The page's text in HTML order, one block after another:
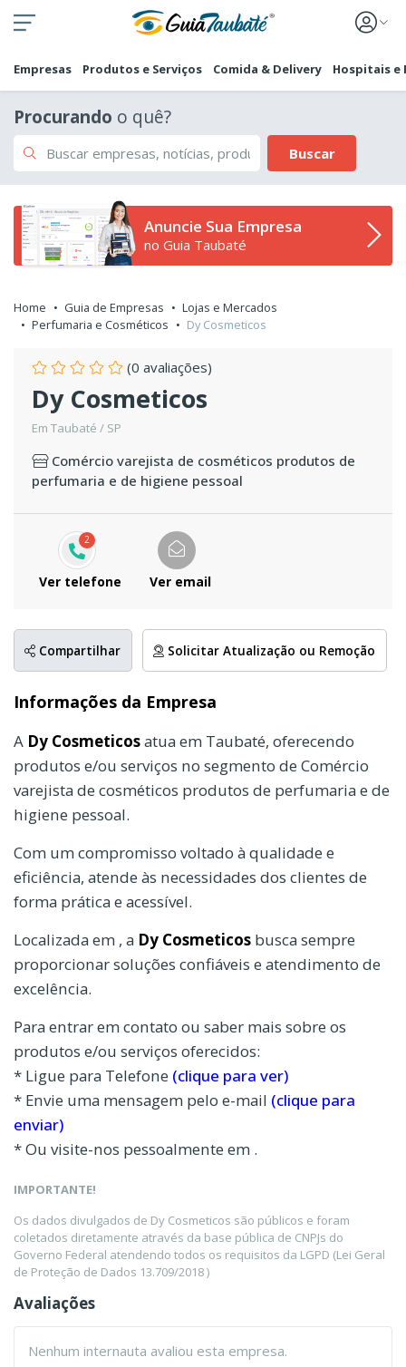
Empresas Produtos e Serviços Comida & Delivery Hospitais e
Procurando o quê?
Buscar
Anuncie Sua Empresa
no Guia Taubaté
Home Guia de Empresas
Lojas e Mercados
Perfumaria e Cosméticos
Dy Cosmeticos
(0 avaliações)
Dy Cosmeticos
Em Taubaté / SP
Comércio varejista de cosméticos produtos de
perfumaria e de higiene pessoal
2
Ver telefone Ver email
Compartilhar Solicitar Atualização ou Remoção
Informações da Empresa
A Dy Cosmeticosatua em Taubaté, oferecendo
produtos e/ou serviços no segmento de Comércio
varejista de cosméticos produtos de perfumaria e de
higiene pessoal.
Com um compromisso voltado à qualidade e
eficiência, atende às necessidades dos clientes de
forma prática e acessível.
Localizada em , a Dy Cosmeticos busca sempre
proporcionar soluções confiáveis e atendimento de
excelência.
Para entrar em contato ou saber mais sobre os
produtos e/ou serviços oferecidos:
* Ligue para Telefone (clique para ver)
* Envie uma mensagem pelo e-mail (clique para
enviar)
* Ou visite-nos pessoalmente em .
IMPORTANTE!
Os dados divulgados de Dy Cosmeticos são públicos e foram
coletados diretamente através da base pública de CNPJs do
Governo Federal atendendo todos os requisitos da LGPD (Lei Geral
de Proteção de Dados 13.709/2018 )
Avaliações
Nenhum internauta avaliou esta empresa.